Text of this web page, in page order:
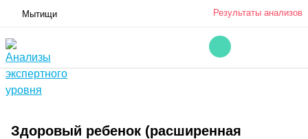
Мытищи Результаты анализов
Здоровый ребенок (расширенная